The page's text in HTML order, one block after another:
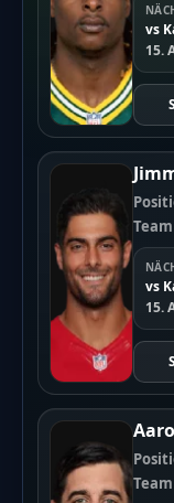
vs
15.
Team
vs
15.
Team